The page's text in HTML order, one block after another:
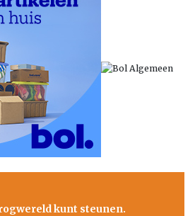
kunt steunen.